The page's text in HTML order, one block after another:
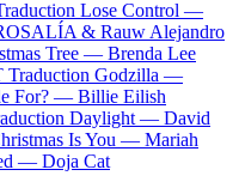
Lose Control —
& Rauw Alejandro
Tree — Brenda Lee
Traduction Godzilla —
For? — Billie Eilish
Daylight — David
Is You — Mariah
— Doja Cat